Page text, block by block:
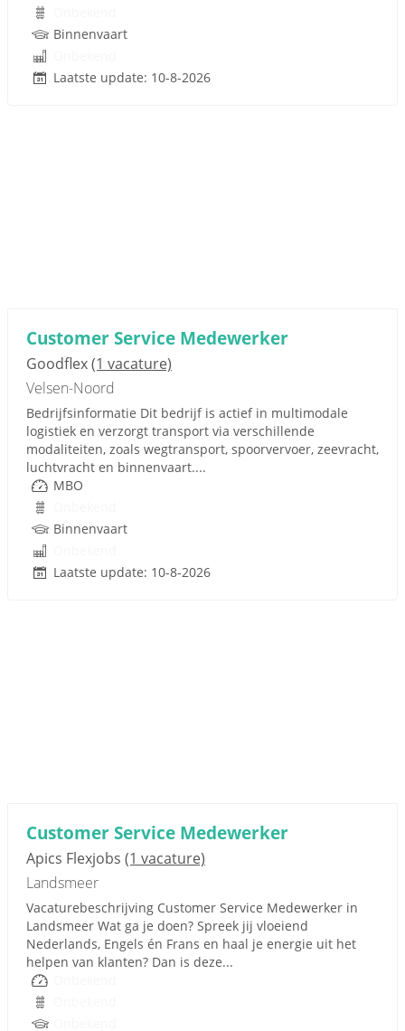
Binnenvaart
Laatste update: 10-8-2026
Customer Service Medewerker
Goodflex(1 vacature)
Velsen-Noord
Bedrijfsinformatie Dit bedrijf is actief in multimodale
logistiek en verzorgt transport via verschillende
modaliteiten, zoals wegtransport, spoorvervoer, zeevracht,
luchtvracht en binnenvaart....
MBO
Binnenvaart
Laatste update: 10-8-2026
Customer Service Medewerker
Apics Flexjobs (1 vacature)
Landsmeer
Vacaturebeschrijving Customer Service Medewerker in
Landsmeer Wat ga je doen? Spreek jij vloeiend
Nederlands, Engels én Frans en haal je energie uit het
helpen van klanten? Dan is deze...